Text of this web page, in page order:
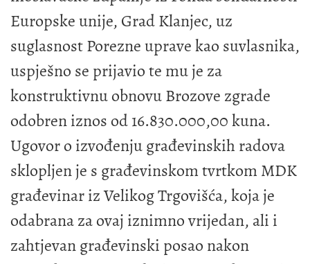
Europske unije, Grad Klanjec, uz
suglasnost Porezne uprave kao suvlasnika,
uspješno se prijavio te mu je za
konstruktivnu obnovu Brozove zgrade
odobren iznos od 16.830.000,00 kuna.
Ugovor o izvođenju građevinskih radova
sklopljen je s građevinskom tvrtkom MDK
građevinar iz Velikog Trgovišća, koja je
odabrana za ovaj iznimno vrijedan, ali i
zahtjevan građevinski posao nakon